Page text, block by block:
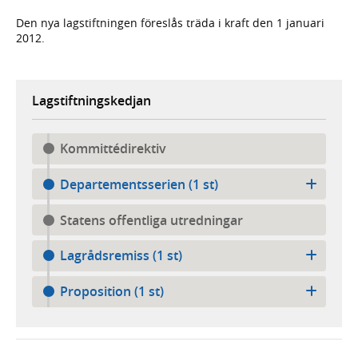
Den nya lagstiftningen föreslås träda i kraft den 1 januari
2012.
Lagstiftningskedjan
Kommittédirektiv
Departementsserien (1 st)
Statens offentliga utredningar
Lagrådsremiss (1 st)
Proposition (1 st)